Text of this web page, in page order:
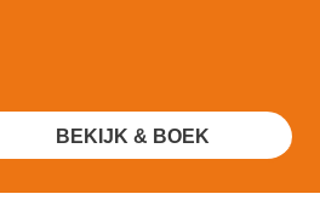
BEKIJK & BOEK